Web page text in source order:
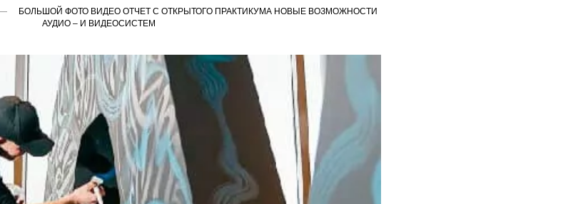
БОЛЬШОЙ ФОТО ВИДЕО ОТЧЕТ С ОТКРЫТОГО ПРАКТИКУМА НОВЫЕ ВОЗМОЖНОСТИ
АУДИО – И ВИДЕОСИСТЕМ